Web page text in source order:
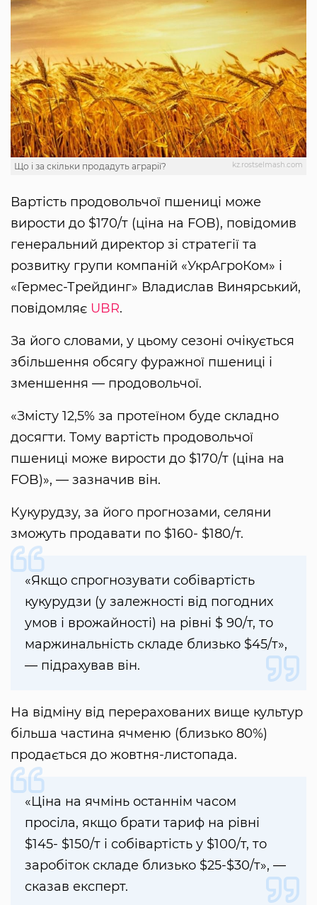
kz.rostselmash.com
Що і за скільки продадуть аграрії?
Вартість продовольчої пшениці може
вирости до $170/т (ціна на FOB), повідомив
генеральний директор зі стратегії та
розвитку групи компаній «УкрАгроКом» і
«Гермес-Трейдинг» Владислав Винярський,
повідомляє UBR.
За його словами, у цьому сезоні очікується
збільшення обсягу фуражної пшениці і
зменшення — продовольчої.
«Змісту 12,5% за протеїном буде складно
досягти. Тому вартість продовольчої
пшениці може вирости до $170/т (ціна на
FOB)», — зазначив він.
Кукурудзу, за його прогнозами, селяни
зможуть продавати по $160- $180/т.
«Якщо спрогнозувати собівартість
кукурудзи (у залежності від погодних
умов і врожайності) на рівні $ 90/т, то
маржинальність складе близько $45/т»,
— підрахував він.
На відміну від перерахованих вище культур
більша частина ячменю (близько 80%)
продається до жовтня-листопада.
«Ціна на ячмінь останнім часом
просіла, якщо брати тариф на рівні
$145- $150/т і собівартість у $100/т, то
заробіток складе близько $25-$30/т», —
сказав експерт.